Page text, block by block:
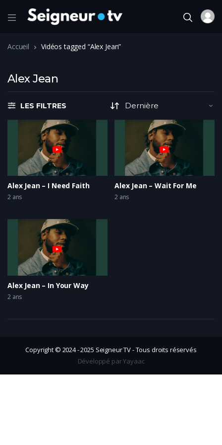
Accueil Vidéos tagged “Alex Jean”
Alex Jean
LES FILTRES
Alex Jean – I Need Faith
2 ans
Alex Jean – Wait For Me
2 ans
Alex Jean – In Your Way
2 ans
Copyright © 2024 - 2025 Seigneur TV - Tous droits réservés
Développé par Yayaac